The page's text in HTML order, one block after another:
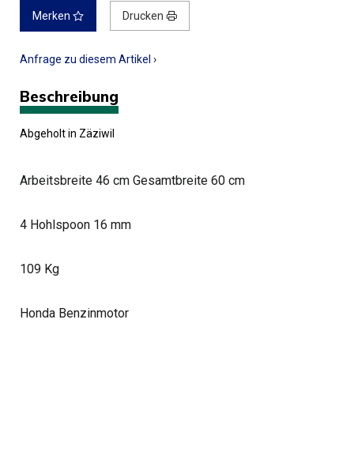
Merken Drucken
Anfrage zu diesem Artikel ›
Beschreibung
Abgeholt in Zäziwil
Arbeitsbreite 46 cm Gesamtbreite 60 cm
4 Hohlspoon 16 mm
109 Kg
Honda Benzinmotor